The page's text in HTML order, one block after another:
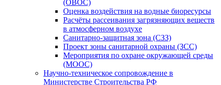
(ОВОС)
Оценка воздействия на водные биоресурсы
Расчёты рассеивания загрязняющих веществ
в атмосферном воздухе
Санитарно-защитная зона (СЗЗ)
Проект зоны санитарной охраны (ЗСС)
Мероприятия по охране окружающей среды
(МООС)
Научно-техническое сопровождение в
Министерстве Строительства РФ